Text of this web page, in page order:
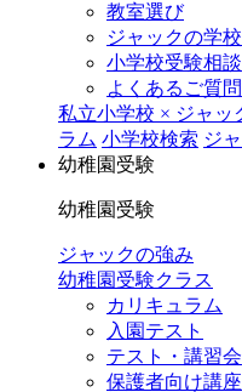
教室選び
ジャックの学
小学校受験相談
よくあるご質問
私立小学校 × ジャッ
ラム 小学校検索 ジ
幼稚園受験
幼稚園受験
ジャックの強み
幼稚園受験クラス
カリキュラム
入園テスト
テスト・講習会
保護者向け講座